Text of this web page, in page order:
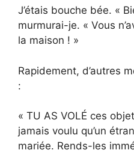
J’étais bouche bée. «
murmurai-je. « Vous
la maison ! »
Rapidement, d’autres
:
« TU AS VOLÉ ces
jamais voulu qu’un
mariée. Rends-les